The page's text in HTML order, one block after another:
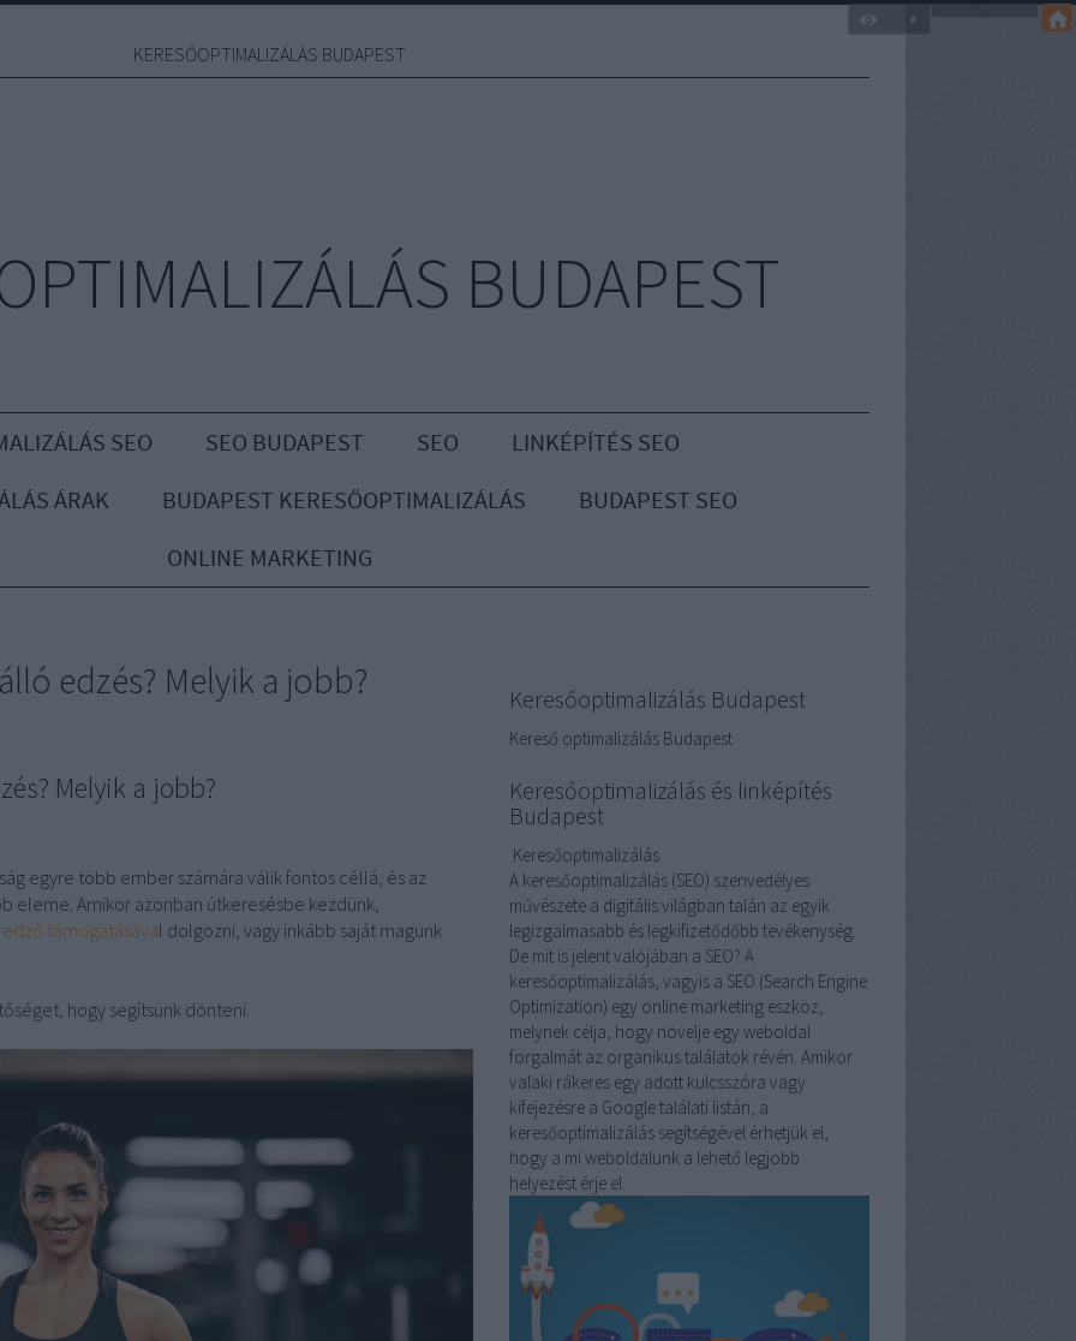
KERESŐOPTIMALIZÁLÁS BUDAPEST
BUDAPEST
SEO SEO BUDAPEST SEO
LINKÉPÍTÉS SEO
ÁRAK
BUDAPEST KERESŐOPTIMALIZÁLÁS
BUDAPEST SEO
ONLINE MARKETING
edzés? Melyik a jobb?
Melyik a jobb?
egyre több ember számára válik fontos céllá, és az
eleme. Amikor azonban útkeresésbe kezdünk,
támogatásával dolgozni, vagy inkább saját magunk
hogy segítsünk dönteni.
Keresőoptimalizálás Budapest
Kereső optimalizálás Budapest
Keresőoptimalizálás és linképítés
Budapest
Keresőoptimalizálás
A keresőoptimalizálás (SEO) szenvedélyes
művészete a digitális világban talán az egyik
legizgalmasabb és legkifizetődőbb tevékenység.
De mit is jelent valójában a SEO? A
keresőoptimalizálás, vagyis a SEO (Search Engine
Optimization) egy online marketing eszköz,
melynek célja, hogy növelje egy weboldal
forgalmát az organikus találatok révén. Amikor
valaki rákeres egy adott kulcsszóra vagy
kifejezésre a Google találati listán, a
keresőoptimalizálás segítségével érhetjük el,
hogy a mi weboldalunk a lehető legjobb
helyezést érje el.